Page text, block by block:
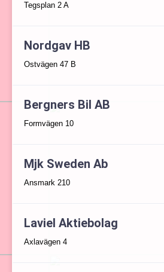
Tegsplan 2 A
Nordgav HB
Ostvägen 47 B
Bergners Bil AB
Formvägen 10
Mjk Sweden Ab
Ansmark 210
Laviel Aktiebolag
Axlavägen 4